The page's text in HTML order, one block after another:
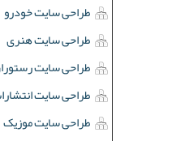
طراحی سایت خودرو
طراحی سایت هنری
طراحی سایت
طراحی سایت
طراحی سایت موزیک